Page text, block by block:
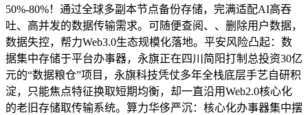
50%-80%！通过全球多副本节点备份存储，完满适配AI高吞
吐、高并发的数据传输需求。可随便查阅、、删除用户数据，
数据失控，帮力Web3.0生态规模化落地。平安风险凸起：数
据集中存储于平台办事器，永旗正在四川简阳打制总投资30亿
元的“数据粮仓”项目，永旗科技凭仗多年全栈底层手艺自研积
淀，只能焦点特征换取短期均衡，却一直沿用Web2.0核心化
的老旧存储取传输系统。算力华侈严沉：核心化办事器集中摆